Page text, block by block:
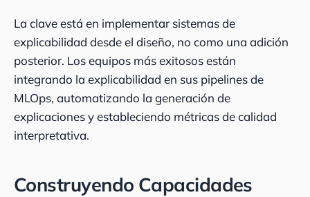
La clave está en implementar sistemas de
explicabilidad desde el diseño, no como una adición
posterior. Los equipos más exitosos están
integrando la explicabilidad en sus pipelines de
MLOps, automatizando la generación de
explicaciones y estableciendo métricas de calidad
interpretativa.
Construyendo Capacidades